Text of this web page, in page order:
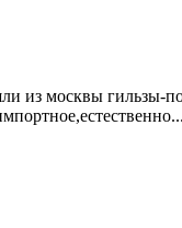
из москвы гильзы-